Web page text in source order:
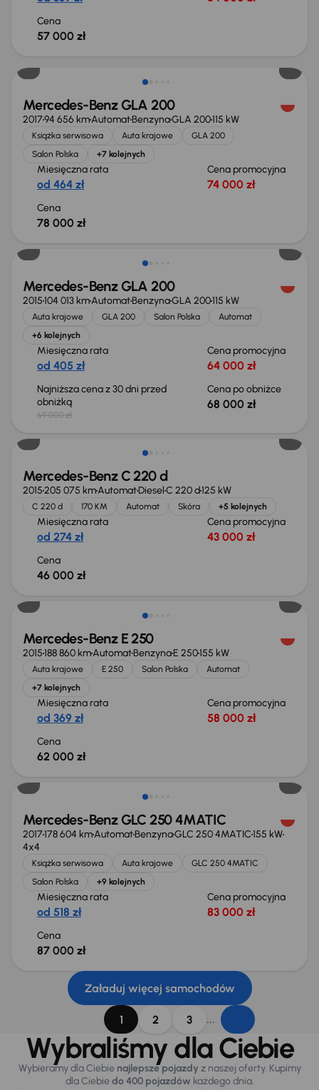
Cena
57 000 zł
Mercedes-Benz GLA 200
201794 656 kmAutomatBenzynaGLA 200115 kW
Książka serwisowa Auta krajowe
GLA 200
Salon Polska
+7 kolejnych
Miesięczna rata
od 464 zł
Cena promocyjna
74 000 zł
Cena
78 000 zł
Taniej o 1 000 zł
Mercedes-Benz GLA 200
2015104 013 kmAutomatBenzynaGLA 200115 kW
Auta krajowe GLA 200 Salon Polska
Automat
+6 kolejnych
Miesięczna rata
od 405 zł
Cena promocyjna
64 000 zł
Najniższa cena z 30 dni przed
obniżką
69 000 zł
Cena po obniżce
68 000 zł
Mercedes-Benz C 220 d
2015205 075 kmAutomatDieselC 220 d125 kW
C 220 d 170 KM Automat Skóra +5 kolejnych
Miesięczna rata
od 274 zł
Cena promocyjna
43 000 zł
Cena
46 000 zł
Mercedes-Benz E 250
2015188 860 kmAutomatBenzynaE 250155 kW
Auta krajowe E 250 Salon Polska
Automat
+7 kolejnych
Miesięczna rata
od 369 zł
Cena promocyjna
58 000 zł
Cena
62 000 zł
Mercedes-Benz GLC 250 4MATIC
2017178 604 kmAutomatBenzynaGLC 250 4MATIC155 kW
4x4
Książka serwisowa Auta krajowe
GLC 250 4MATIC
Salon Polska
+9 kolejnych
Miesięczna rata
od 518 zł
Cena promocyjna
83 000 zł
Cena
87 000 zł
Załaduj więcej samochodów
1 2 3 ...
Wybraliśmy dla Ciebie
Wybieramy dla Ciebie najlepsze pojazdy z naszej oferty. Kupimy
dla Ciebiedo 400 pojazdówkażdego dnia.